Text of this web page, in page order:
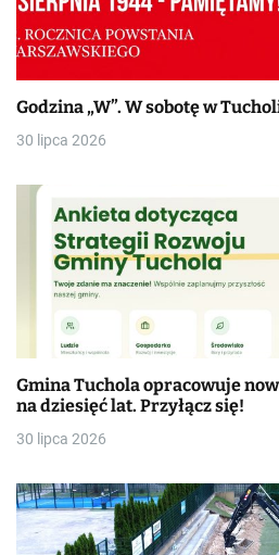
Godzina „W”. W sobotę w
30 lipca 2026
Gmina Tuchola opracowuje
na dziesięć lat. Przyłącz się!
30 lipca 2026